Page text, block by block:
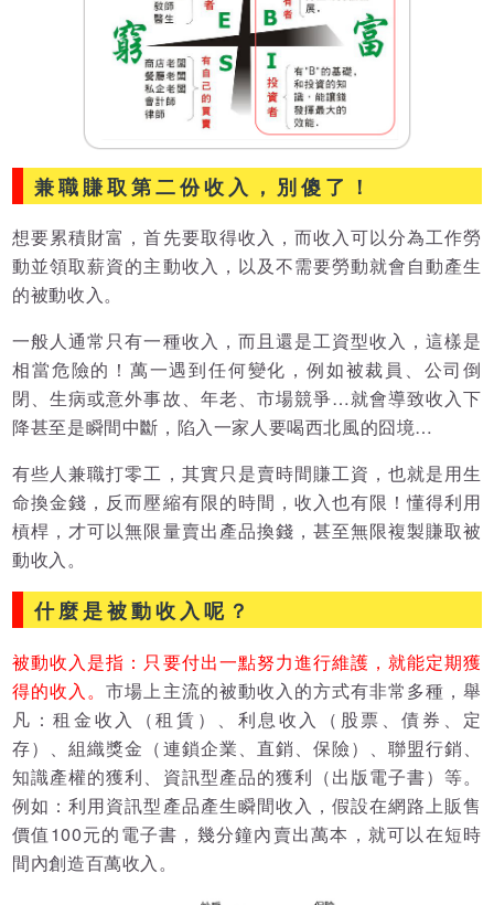
兼職賺取第二份收入，別傻了！
想要累積財富，首先要取得收入，而收入可以分為工作勞
動並領取薪資的主動收入，以及不需要勞動就會自動產生
的被動收入。
一般人通常只有一種收入，而且還是工資型收入，這樣是
相當危險的！萬一遇到任何變化，例如被裁員、公司倒
閉、生病或意外事故、年老、市場競爭…就會導致收入下
降甚至是瞬間中斷，陷入一家人要喝西北風的囧境…
有些人兼職打零工，其實只是賣時間賺工資，也就是用生
命換金錢，反而壓縮有限的時間，收入也有限！懂得利用
槓桿，才可以無限量賣出產品換錢，甚至無限複製賺取被
動收入。
什麼是被動收入呢？
被動收入是指：只要付出一點努力進行維護，就能定期獲
得的收入。市場上主流的被動收入的方式有非常多種，舉
凡：租金收入（租賃）、利息收入（股票、債券、定
存）、組織獎金（連鎖企業、直銷、保險）、聯盟行銷、
知識產權的獲利、資訊型產品的獲利（出版電子書）等。
例如：利用資訊型產品產生瞬間收入，假設在網路上販售
價值100元的電子書，幾分鐘內賣出萬本，就可以在短時
間內創造百萬收入。